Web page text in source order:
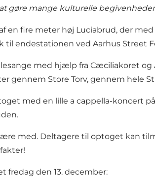
gøre mange kulturelle
en fire meter høj Luciabrud, der
til endestationen ved Aarhus Street
med hjælp fra Cæciliakoret og
gennem Store Torv, gennem hele
med en lille a cappella-koncert
med. Deltagere til optoget kan
fredag den 13. december: